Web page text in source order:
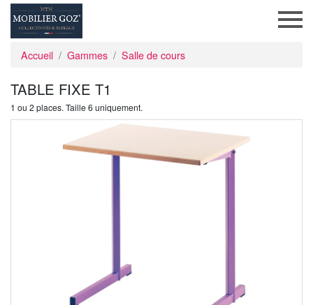
Accueil Gammes Salle de cours
TABLE FIXE T1
1 ou 2 places. Taille 6 uniquement.